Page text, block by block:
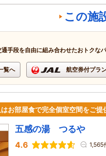
この施
通手段を自由に組み合わせたおトクな
覧へ 航空券付プラ
お部屋食で完全個室空間をご提
五感の湯 つるや
4.6 1,565